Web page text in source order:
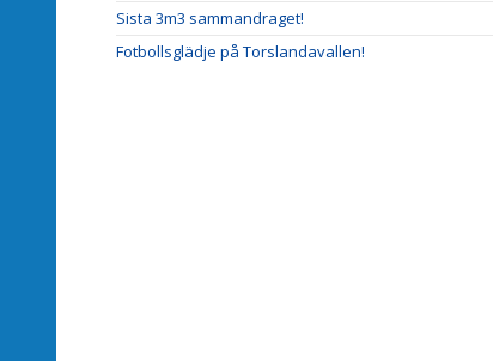
Sista 3m3 sammandraget!
Fotbollsglädje på Torslandavallen!